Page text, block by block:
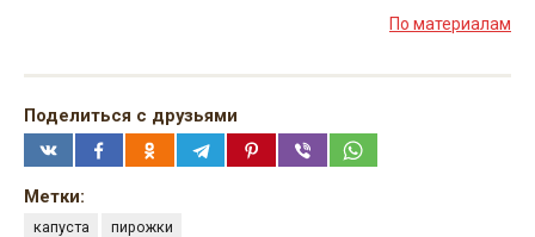
По материалам
Поделиться с друзьями
Метки:
капуста пирожки